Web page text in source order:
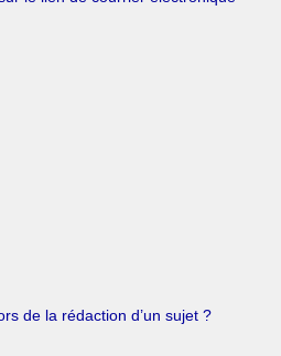
de la rédaction d’un sujet ?